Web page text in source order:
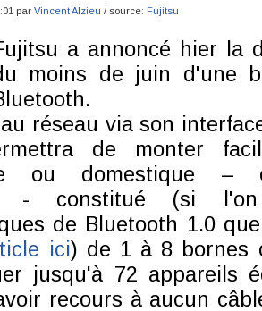
par Vincent Alzieu / source: Fujitsu
a annoncé hier la
moins de juin d'une
réseau via son
de monter
ou domestique –
- constitué (si
de Bluetooth 1.0
ici) de 1 à 8 bornes
jusqu'à 72 appareils
recours à aucun